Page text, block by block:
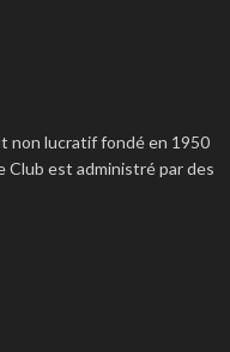
non lucratif fondé en 1950
Club est administré par des